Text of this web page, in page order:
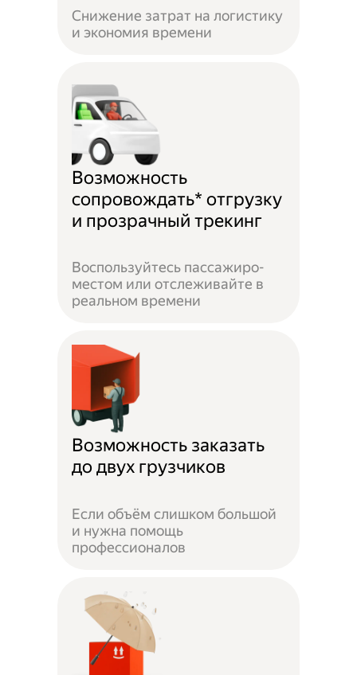
Снижение затрат на логистику
и экономия времени
Возможность
сопровождать* отгрузку
и прозрачный трекинг
Воспользуйтесь пассажиро-
местом или отслеживайте в
реальном времени
Возможность заказать
до двух грузчиков
Если объём слишком большой
и нужна помощь
профессионалов